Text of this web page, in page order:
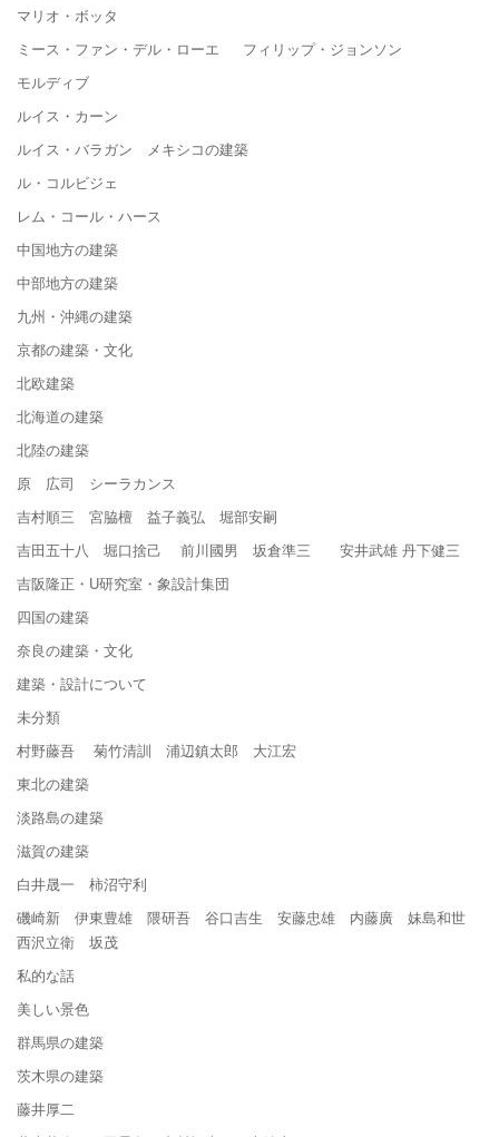
マリオ・ボッタ
ミース・ファン・デル・ローエ フィリップ・ジョンソン
モルディブ
ルイス・カーン
ルイス・バラガン メキシコの建築
ル・コルビジェ
レム・コール・ハース
中国地方の建築
中部地方の建築
九州・沖縄の建築
京都の建築・文化
北欧建築
北海道の建築
北陸の建築
原 広司 シーラカンス
吉村順三 宮脇檀 益子義弘 堀部安嗣
吉田五十八 堀口捨己 前川國男 坂倉準三 安井武雄 丹下健三
吉阪隆正・U研究室・象設計集団
四国の建築
奈良の建築・文化
建築・設計について
未分類
村野藤吾 菊竹清訓 浦辺鎮太郎 大江宏
東北の建築
淡路島の建築
滋賀の建築
白井晟一 柿沼守利
磯崎新 伊東豊雄 隈研吾 谷口吉生 安藤忠雄 内藤廣 妹島和世
西沢立衛 坂茂
私的な話
美しい景色
群馬県の建築
茨木県の建築
藤井厚二